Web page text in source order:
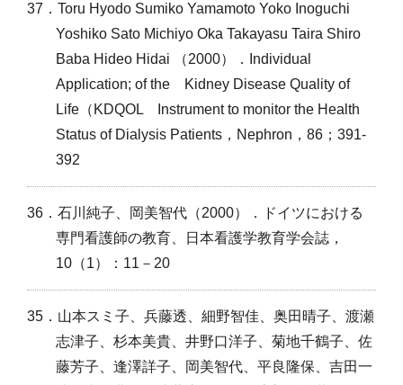
37．Toru Hyodo Sumiko Yamamoto Yoko Inoguchi
Yoshiko Sato Michiyo Oka Takayasu Taira Shiro
Baba Hideo Hidai （2000）．Individual
Application; of the Kidney Disease Quality of
Life（KDQOL Instrument to monitor the Health
Status of Dialysis Patients，Nephron，86；391-
392
36．石川純子、岡美智代（2000）．ドイツにおける
専門看護師の教育、日本看護学教育学会誌，
10（1）：11－20
35．山本スミ子、兵藤透、細野智佳、奥田晴子、渡瀬
志津子、杉本美貴、井野口洋子、菊地千鶴子、佐
藤芳子、逢澤詳子、岡美智代、平良隆保、吉田一